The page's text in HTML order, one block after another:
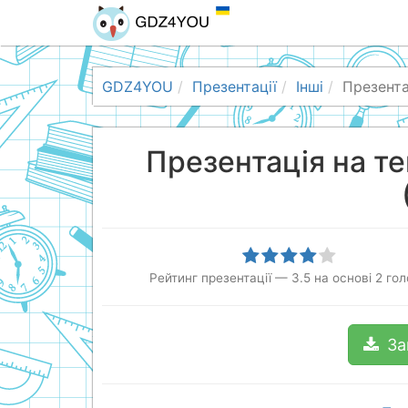
GDZ4YOU Презентації Інші
Презентація на
Рейтинг презентації — 3.5на основі 2